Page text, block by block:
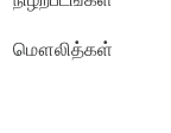
மௌலித்கள்